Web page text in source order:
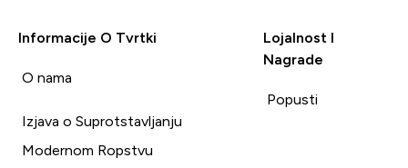
Informacije O Tvrtki
O nama
Izjava o Suprotstavljanju
Modernom Ropstvu
Lojalnost I
Nagrade
Popusti